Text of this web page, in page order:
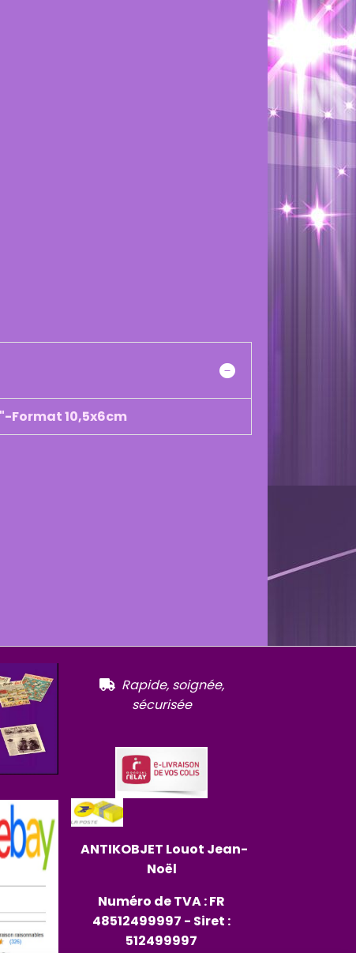
Format 10,5x6cm
 Rapide, soignée,
sécurisée
ANTIKOBJET Louot Jean-
Noël
Numéro de TVA : FR
48512499997 - Siret :
512499997